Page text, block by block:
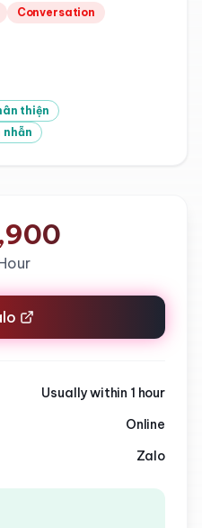
Conversation
thiện
nhẫn
Usually within 1 hour
Online
Zalo